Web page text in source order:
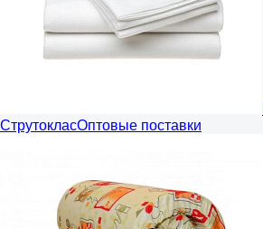
СтрутокласОптовые поставки